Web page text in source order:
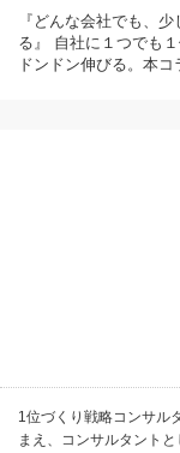
『どんな会社でも、
る』 自社に１つでも
ドンドン伸びる。本
1位づくり戦略コンサル
まえ、コンサルタント